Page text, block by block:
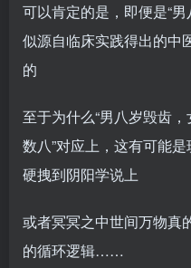
可以肯定的是，即便是“
似源自临床实践得出的中
的
至于为什么“男八岁毁齿
数八”对应上，这有可能
硬拽到阴阳学说上
或者冥冥之中世间万物真
的循环逻辑……